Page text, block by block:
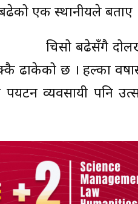
एक स्थानीयले बताए
चिसो बढेसँगै
ढाकेको छ । हल्का
व्यवसायी पनि